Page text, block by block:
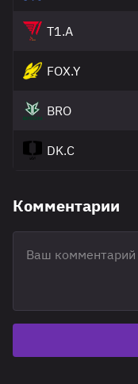
T1.A
FOX.Y
BRO
DK.C
Комментарии